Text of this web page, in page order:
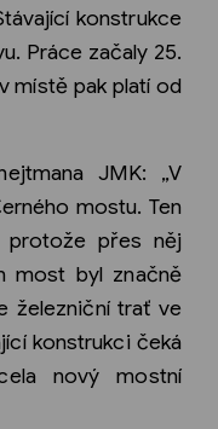
konstrukce
Práce začaly 25.
místě pak platí od
JMK: „V
mostu. Ten
přes něj
most byl značně
železniční trať ve
konstrukci čeká
nový mostní